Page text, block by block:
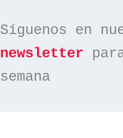
Síguenos en
newsletter
semana